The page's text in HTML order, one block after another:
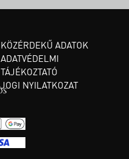
KÖZÉRDEKŰ ADATOK
ADATVÉDELMI
TÁJÉKOZTATÓ
JOGI NYILATKOZAT